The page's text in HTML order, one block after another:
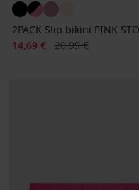
2PACK Slip bikini PINK
Sconto
14,69 € Prezzo originale
20,99 €